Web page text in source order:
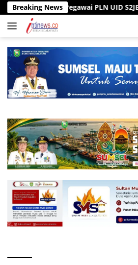
Langsung
ke
konten
Breaking News
Pegawai PLN UID S2JB Pangkas